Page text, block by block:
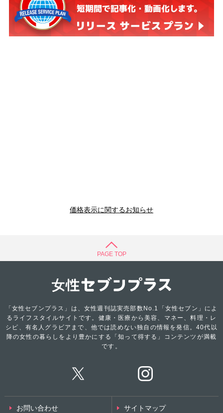
価格表示に関するお知らせ
PAGE TOP
「女性セブンプラス」は、女性週刊誌実売部数No.1「女性セブン」によ
るライフスタイルサイトです。健康・医療から美容、マネー、料理・レ
シピ、有名人グラビアまで、他では読めない独自の情報を発信。40代以
降の女性の暮らしをより豊かにする「知って得する」コンテンツが満載
です。
お問い合わせ サイトマップ